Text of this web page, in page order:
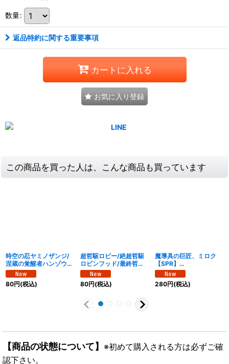
数量:
返品特約に関する重要事項
カートに入れる
お気に入り登録
この商品を買った人は、こんな商品も買っています
時空の忍ヤミノザンジ/
涅蔵の覚醒者ハンゾウ
【VR】
{25EX47b/65/7a/65}
《闇》
80円(税込)
超哲駆ロビー/絶超哲駆
ロビンフッド/最終哲駆
ランスロッド【SPR】
{25EX4PR2a/PR5/PR2
b/PR5/PR2c/PR5}
80円(税込)
魔導具の巨匠、ミロク
【SPR】
{25EX4SPR4/SPR20}
《火》
280円(税込)
【商品の状態について】 ※初めて購入される方は必ずご確
認下さい。